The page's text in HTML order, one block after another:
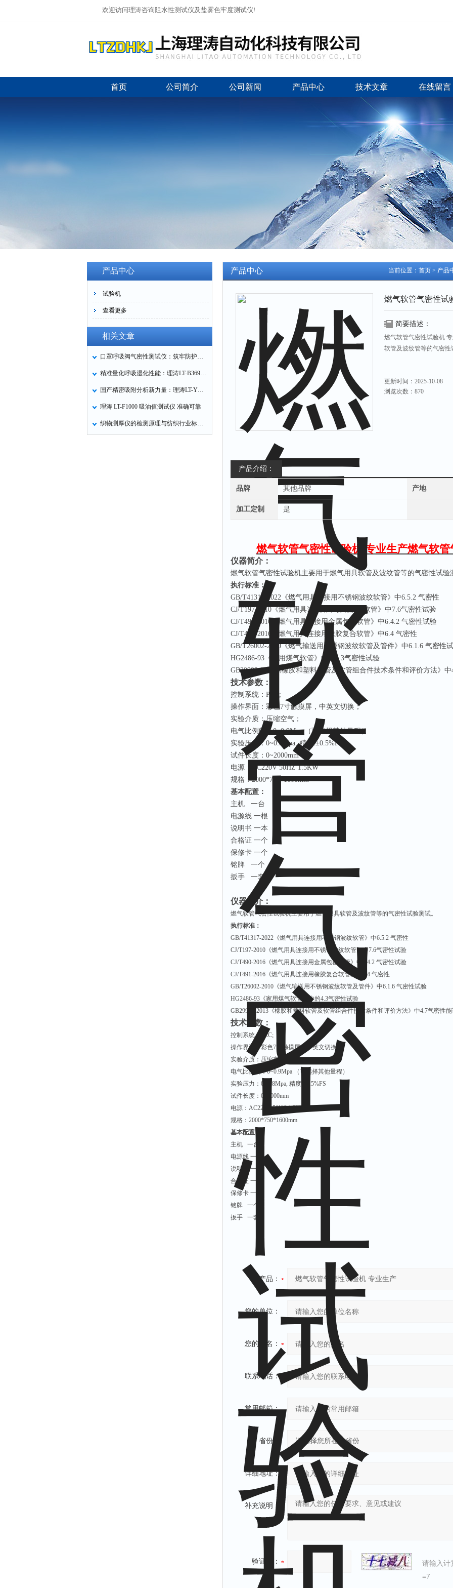
欢迎访问理涛咨询阻水性测试仪及盐雾色牢度测试仪!
首页 公司简介 公司新闻 产品中心 技术文章 在线留言
产品中心
试验机
查看更多
相关文章
口罩呼吸阀气密性测试仪：筑牢防护口罩的质量关卡
精准量化呼吸湿化性能：理涛LT-B369湿化器数据采集装置技术解析
国产精密吸附分析新力量：理涛LT-Y019A全自动高压吸附仪的性能与应用解析
理涛 LT-F1000 吸油值测试仪 准确可靠
织物测厚仪的检测原理与纺织行业标准化应用
当前位置： 首页 > 产品
产品中心
燃气软管气密性试
简要描述：
燃气软管气密性试验机
软管及波纹管等的气密性
更新时间：2025-10-08
浏览次数：870
产品介绍：
品牌 其他品牌 产地
加工定制 是
燃气软管气密性试验机 专业生产燃气软管
仪器简介：
燃气软管气密性试验机主要用于燃气用具软管及波纹管等的气密性试验
执行标准：
GB/T41317-2022 《燃气用具连接用不锈钢波纹软管》中6.5.2 气密性
CJ/T197-2010《燃气用具连接用不锈钢波纹软管》中 7.6气密性试验
CJ/T490-2016
《燃气用具连接用金属包覆软管》中6.4.2 气密性试验
CJ/T491-2016
《燃气用具连接用橡胶复合软管》中6.4 气密性
GB/T26002-2010《燃气输送用不锈钢波纹软管及管件》中6.1.6 气密性
HG2486-93 《家用煤气软管》中的 4.3气密性试验
GB29993-2013
《橡胶和塑料软管及软管组合件技术条件和评价方法》中
技术参数：
控制系统： PLC;
操作界面：彩色7寸触摸屏，中英文切换；
实验介质：压缩空气；
电气比例阀：0~0.9Mpa （可选择其他量程）
实验压力：0~0.8Mpa,精度 :±0.5%FS
试件长度： 0~2000mm
电源：
AC220V 50HZ 1.5KW
规格：2000*750*1600mm
基本配置：
主机
一台
电源线 一根
说明书 一本
合格证 一个
保修卡 一个
铭牌
一个
扳手
一套
仪器简介：
燃气软管气密性试验机主要用于燃气用具软管及波纹管等的气密性试验测试。
执行标准：
GB/T41317-2022 《燃气用具连接用不锈钢波纹软管》中6.5.2 气密性
CJ/T197-2010 《燃气用具连接用不锈钢波纹软管》中7.6气密性试验
CJ/T490-2016 《燃气用具连接用金属包覆软管》中 6.4.2 气密性试验
CJ/T491-2016 《燃气用具连接用橡胶复合软管》中 6.4 气密性
GB/T26002-2010 《燃气输送用不锈钢波纹软管及管件》中6.1.6 气密性试验
HG2486-93 《家用煤气软管》中的4.3气密性试验
GB29993-2013 《橡胶和塑料软管及软管组合件技术条件和评价方法》中4.7气密性
技术参数：
控制系统：
PLC;
操作界面：彩色7寸触摸屏，中英文切换；
实验介质：压缩空气；
电气比例阀：0~0.9Mpa
（可选择其他量程）
实验压力： 0~0.8Mpa, 精度
0.5%FS
试件长度： 0~2000mm
电源： AC220V 50HZ 1.5KW
规格： 2000*750*1600mm
基本配置：
主机 一台
电源线 一根
说明书 一本
合格证 一个
保修卡 一个
铭牌
一个
扳手
一套
产品：
您的单位：
您的姓名：
联系电话：
常用邮箱：
省份：
详细地址：
补充说明：
验证码：
请输入计
=7